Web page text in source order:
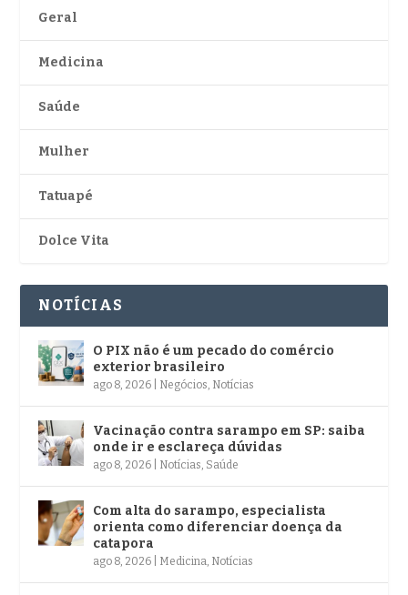
Geral
Medicina
Saúde
Mulher
Tatuapé
Dolce Vita
NOTÍCIAS
O PIX não é um pecado do comércio
exterior brasileiro
ago 8, 2026 Negócios, Notícias
Vacinação contra sarampo em SP: saiba
onde ir e esclareça dúvidas
ago 8, 2026 Notícias, Saúde
Com alta do sarampo, especialista
orienta como diferenciar doença da
catapora
ago 8, 2026 Medicina, Notícias